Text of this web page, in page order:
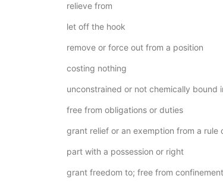
relieve from
let off the hook
remove or force out from a position
costing nothing
unconstrained or not chemically
free from obligations or duties
grant relief or an exemption from a rule
part with a possession or right
grant freedom to; free from confinement